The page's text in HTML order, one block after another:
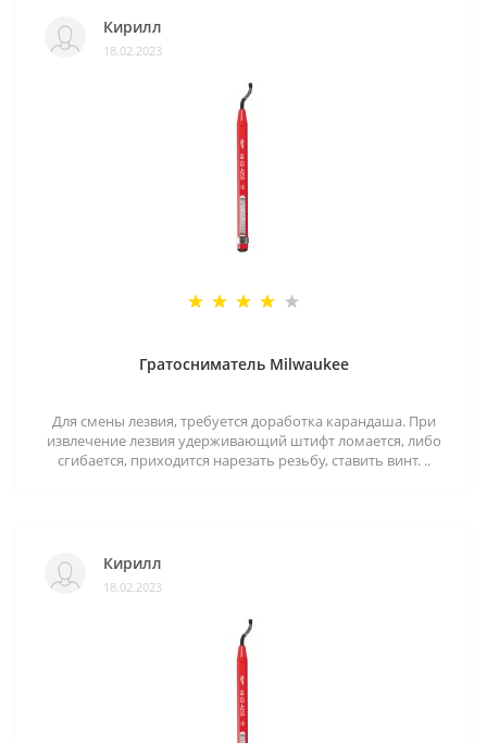
Кирилл
18.02.2023
Гратосниматель Milwaukee
Для смены лезвия, требуется доработка карандаша. При
извлечение лезвия удерживающий штифт ломается, либо
сгибается, приходится нарезать резьбу, ставить винт. ..
Кирилл
18.02.2023